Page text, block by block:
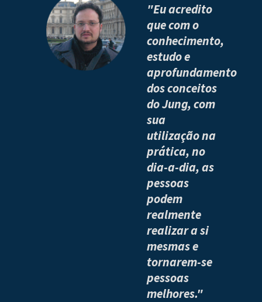
"Eu acredito
que com o
conhecimento,
estudo e
aprofundamento
dos conceitos
do Jung, com
sua
utilização na
prática, no
dia-a-dia, as
pessoas
podem
realmente
realizar a si
mesmas e
tornarem-se
pessoas
melhores."